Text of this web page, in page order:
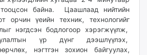
байна. Цаашлаад нийтийн
орчин үеийн техник, технологийг
нэгдсэн бодлогоор хэрэгжүүлж,
үр дүнг дээшлүүлэх,
нэгтгэн зохион байгуулах,